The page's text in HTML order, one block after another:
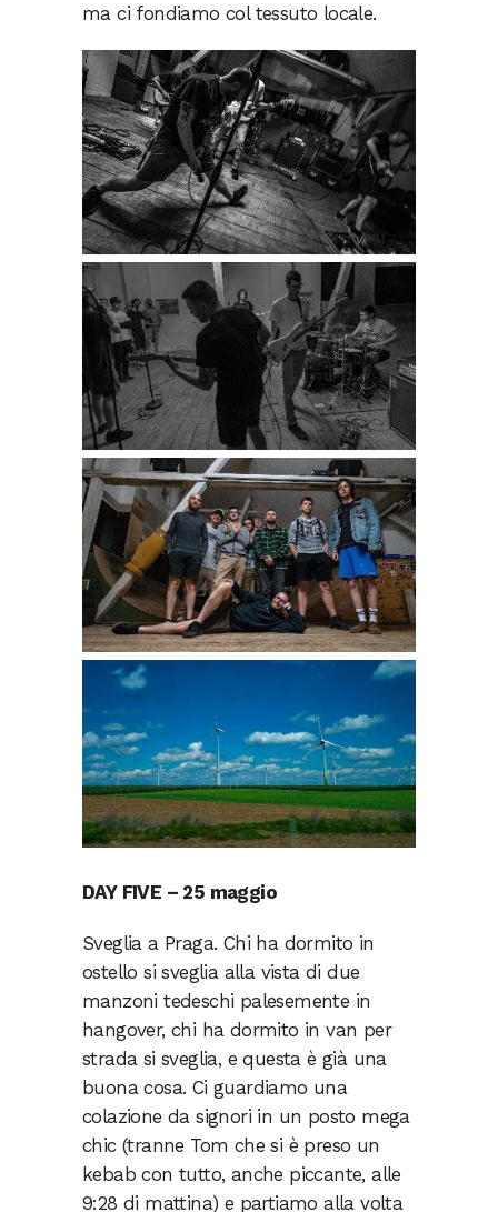
ma ci fondiamo col tessuto locale.
DAY FIVE – 25 maggio
Sveglia a Praga. Chi ha dormito in
ostello si sveglia alla vista di due
manzoni tedeschi palesemente in
hangover, chi ha dormito in van per
strada si sveglia, e questa è già una
buona cosa. Ci guardiamo una
colazione da signori in un posto mega
chic (tranne Tom che si è preso un
kebab con tutto, anche piccante, alle
9:28 di mattina) e partiamo alla volta